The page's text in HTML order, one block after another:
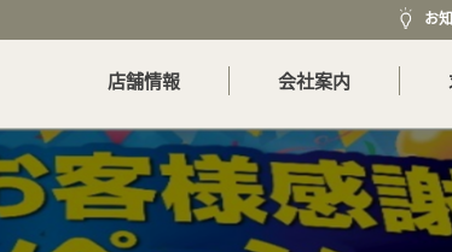
お
店舗情報 会社案内